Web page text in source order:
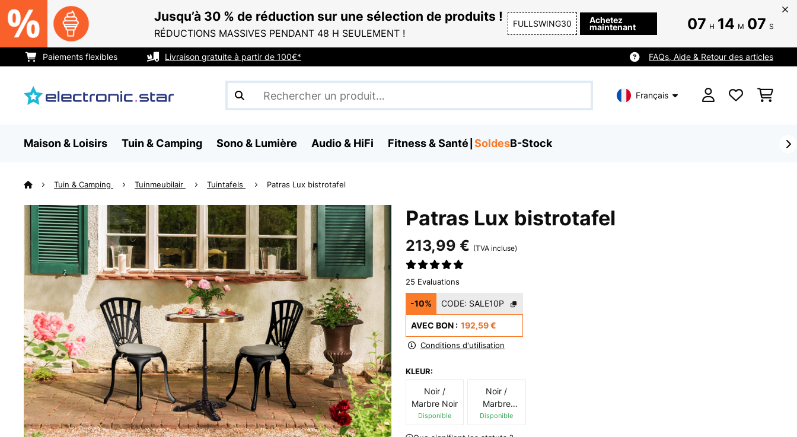
Jusqu’à 30 % de réduction sur une sélection de produits !
RÉDUCTIONS MASSIVES PENDANT 48 H SEULEMENT !
FULLSWING30 Achetez
maintenant 07 H 14 M 07 S
Paiements flexibles Livraison gratuite à partir de 100€* FAQs, Aide & Retour des articles
Français
Maison & Loisirs Tuin & Camping Sono & Lumière Audio & HiFi Fitness & Santé SoldesB-Stock
Tuin & Camping Tuinmeubilair Tuintafels Patras Lux bistrotafel
Patras Lux bistrotafel
213,99 € (TVA incluse)
25 Evaluations
-10% CODE: SALE10P
AVEC BON : 192,59 €
Conditions d'utilisation
KLEUR:
Noir /
Marbre Noir
Disponible
Noir /
Marbre
Blanc
Disponible